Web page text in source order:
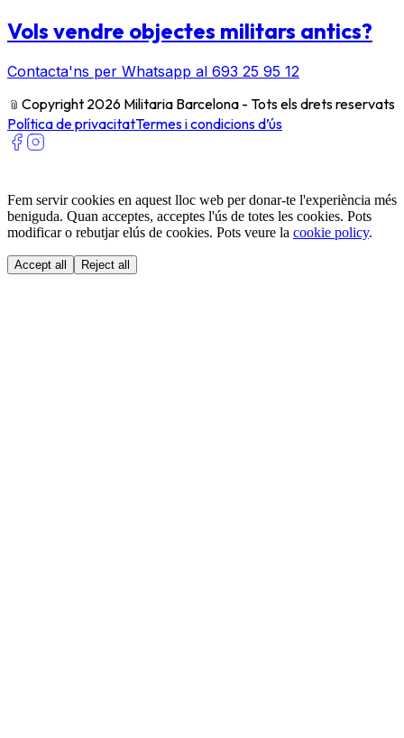
Vols vendre objectes militars antics?
Contacta'ns per Whatsapp al 693 25 95 12
﹫ Copyright 2026 Militaria Barcelona - Tots els drets reservats
Política de privacitatTermes i condicions d’ús
Fem servir cookies en aquest lloc web per donar-te l'experiència més
beniguda. Quan acceptes, acceptes l'ús de totes les cookies. Pots
modificar o rebutjar elús de cookies. Pots veure la cookie policy.
Accept all Reject all